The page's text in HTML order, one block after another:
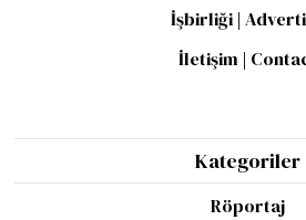
İşbirliği |
İletişim |
Kategoriler
Röportaj